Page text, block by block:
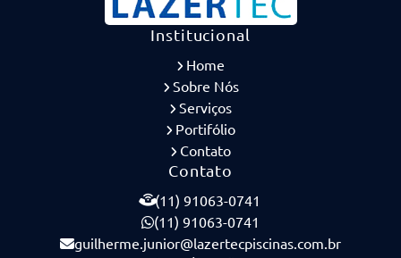
Institucional
Home
Sobre Nós
Serviços
Portifólio
Contato
Contato
(11) 91063-0741
(11) 91063-0741
guilherme.junior@lazertecpiscinas.com.br